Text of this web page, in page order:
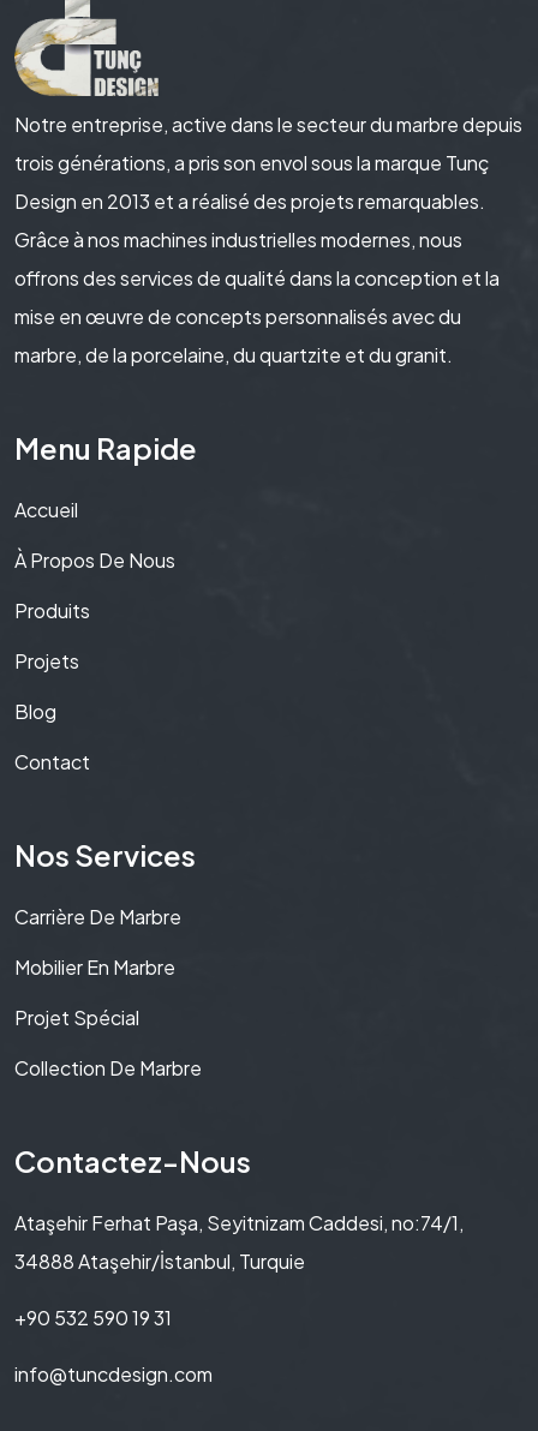
Notre entreprise, active dans le secteur du marbre depuis
trois générations, a pris son envol sous la marque Tunç
Design en 2013 et a réalisé des projets remarquables.
Grâce à nos machines industrielles modernes, nous
offrons des services de qualité dans la conception et la
mise en œuvre de concepts personnalisés avec du
marbre, de la porcelaine, du quartzite et du granit.
Menu Rapide
Accueil
À Propos De Nous
Produits
Projets
Blog
Contact
Nos Services
Carrière De Marbre
Mobilier En Marbre
Projet Spécial
Collection De Marbre
Contactez-Nous
Ataşehir Ferhat Paşa, Seyitnizam Caddesi, no:74/1,
34888 Ataşehir/İstanbul, Turquie
+90 532 590 19 31
info@tuncdesign.com